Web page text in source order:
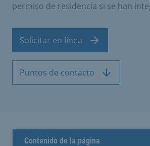
permiso de residencia si se han
Solicitar en línea
Puntos de contacto
Contenido de la página